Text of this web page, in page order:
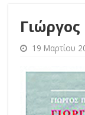
19 Μαρτίου